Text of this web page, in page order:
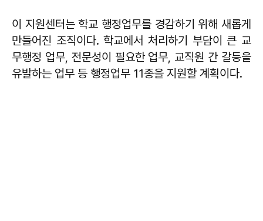
이 지원센터는 학교 행정업무를 경감하기 위해 새롭게
만들어진 조직이다. 학교에서 처리하기 부담이 큰 교
무행정 업무, 전문성이 필요한 업무, 교직원 간 갈등을
유발하는 업무 등 행정업무 11종을 지원할 계획이다.